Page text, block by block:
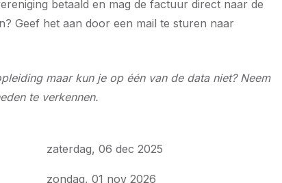
betaald en mag de factuur direct naar de
Geef het aan door een mail te sturen naar
maar kun je op één van de data niet? Neem
te verkennen.
zaterdag, 06 dec 2025
zondag, 01 nov 2026